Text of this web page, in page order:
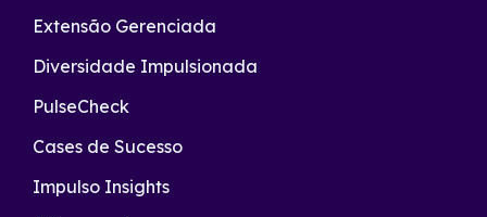
Extensão Gerenciada
Diversidade Impulsionada
PulseCheck
Cases de Sucesso
Impulso Insights